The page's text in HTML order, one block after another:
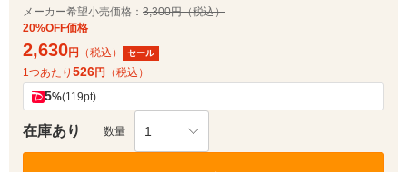
メーカー希望小売価格： 3,300円（税込）
20%OFF価格
2,630円 （税込） セール
1つあたり 526円 （税込）
5%(119pt)
在庫あり 数量 1